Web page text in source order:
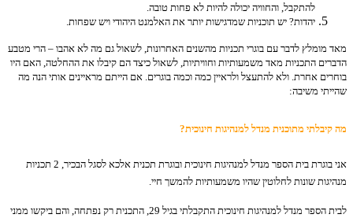
להתקבל, והחוויה יכולה להיות לא פחות טובה.
יהדות? יש תוכניות שמדגישות יותר את האלמנט היהודי ויש שפחות.
מאד מומלץ לדבר עם בוגרי תכניות מהשנים האחרונות, לשאול גם מה לא אהבו – הרי מטבע
הדברים התכניות מאד משמעותיות וחוויתיות, לשאול כיצד הם קיבלו את ההחלטה, האם היו
בוחרים אחרת. ולא להתעצל ולראיין כמה וכמה בוגרים. אם הייתם מראיינים אותי הנה מה
שהייתי משיבה:
מה קיבלתי מתוכנית מנדל למנהיגות חינוכית?
אני בוגרת בית הספר מנדל למנהיגות חינוכית ובוגרת תכנית אלכא לסגל הבכיר, 2 תכניות
מנהיגות שונות לחלוטין שהיו משמעותיות להמשך חיי.
לבית הספר מנדל למנהיגות חינוכית התקבלתי בגיל 29, התכנית רק נפתחה, והם ביקשו ממני